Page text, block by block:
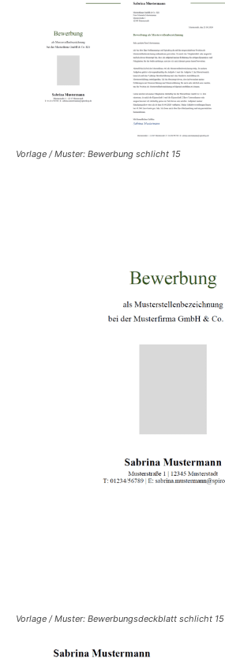
Vorlage / Muster: Bewerbung schlicht 15
Vorlage / Muster: Bewerbungsdeckblatt schlicht 15